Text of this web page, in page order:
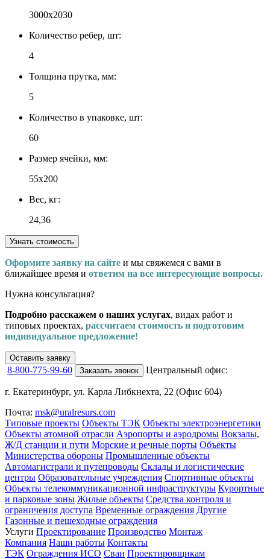
3000x2030
Количество ребер, шт:
4
Толщина прутка, мм:
5
Количество в упаковке, шт:
60
Размер ячейки, мм:
55х200
Вес, кг:
24,36
Узнать стоимость
Оформите заявку на сайте и мы свяжемся с вами в
ближайшее время и ответим на все интересующие вопросы.
Нужна консультация?
Подробно расскажем о наших услугах, видах работ и
типовых проектах, рассчитаем стоимость и подготовим
индивидуальное предложение!
Оставить заявку
8-800-775-99-60 Заказать звонок Центральный офис:
г. Екатеринбург, ул. Карла Либкнехта, 22 (Офис 604)
Почта: msk@uralresurs.com
Типовые проекты Объекты ТЭК Объекты электроэнергетики
Объекты атомной отрасли Аэропорты и аэродромы Вокзалы,
Ж/Д станции и пути Морские и речные порты Объекты
Министерства обороны Промышленные объекты
Автомагистрали и путепроводы Склады и логистические
центры Образовательные учреждения Спортивные объекты
Объекты телекоммуникационной инфраструктуры Курортные
и парковые зоны Жилые объекты Средства контроля и
ограничения доступа Временные ограждения Другие
Газонные и пешеходные ограждения
Услуги Проектирование Производство Монтаж
Компания Наши работы Контакты
ТЭК Ограждения ИСО Сваи Проектировщикам